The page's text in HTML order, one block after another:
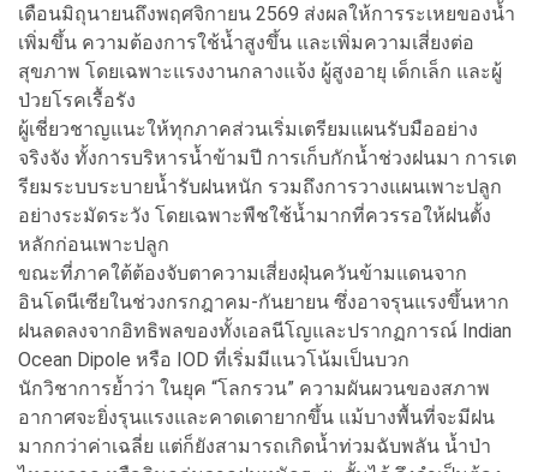
เดือนมิถุนายนถึงพฤศจิกายน 2569 ส่งผลให้การระเหยของน้ำ
เพิ่มขึ้น ความต้องการใช้น้ำสูงขึ้น และเพิ่มความเสี่ยงต่อ
สุขภาพ โดยเฉพาะแรงงานกลางแจ้ง ผู้สูงอายุ เด็กเล็ก และผู้
ป่วยโรคเรื้อรัง
ผู้เชี่ยวชาญแนะให้ทุกภาคส่วนเริ่มเตรียมแผนรับมืออย่าง
จริงจัง ทั้งการบริหารน้ำข้ามปี การเก็บกักน้ำช่วงฝนมา การเต
รียมระบบระบายน้ำรับฝนหนัก รวมถึงการวางแผนเพาะปลูก
อย่างระมัดระวัง โดยเฉพาะพืชใช้น้ำมากที่ควรรอให้ฝนตั้ง
หลักก่อนเพาะปลูก
ขณะที่ภาคใต้ต้องจับตาความเสี่ยงฝุ่นควันข้ามแดนจาก
อินโดนีเซียในช่วงกรกฎาคม-กันยายน ซึ่งอาจรุนแรงขึ้นหาก
ฝนลดลงจากอิทธิพลของทั้งเอลนีโญและปรากฏการณ์ Indian
Ocean Dipole หรือ IOD ที่เริ่มมีแนวโน้มเป็นบวก
นักวิชาการย้ำว่า ในยุค “โลกรวน” ความผันผวนของสภาพ
อากาศจะยิ่งรุนแรงและคาดเดายากขึ้น แม้บางพื้นที่จะมีฝน
มากกว่าค่าเฉลี่ย แต่ก็ยังสามารถเกิดน้ำท่วมฉับพลัน น้ำป่า